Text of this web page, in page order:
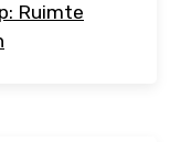
Ruimte